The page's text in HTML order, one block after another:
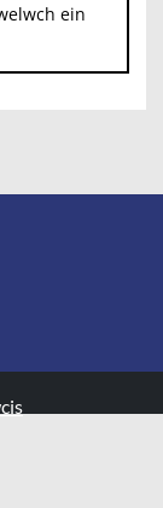
ein